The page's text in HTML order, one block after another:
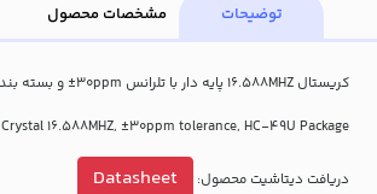
توضیحات مشخصات محصول
کریستال 16.588MHZ پایه دار با تلرانس 30ppm± و بسته بندی HC-49U
Crystal 16.588MHZ, ±30ppm tolerance, HC-49U Package
دریافت دیتاشیت محصول: Datasheet